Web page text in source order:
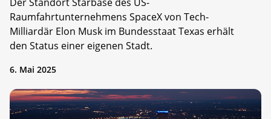
Der Standort Starbase des US-
Raumfahrtunternehmens SpaceX von Tech-
Milliardär Elon Musk im Bundesstaat Texas erhält
den Status einer eigenen Stadt.
6. Mai 2025